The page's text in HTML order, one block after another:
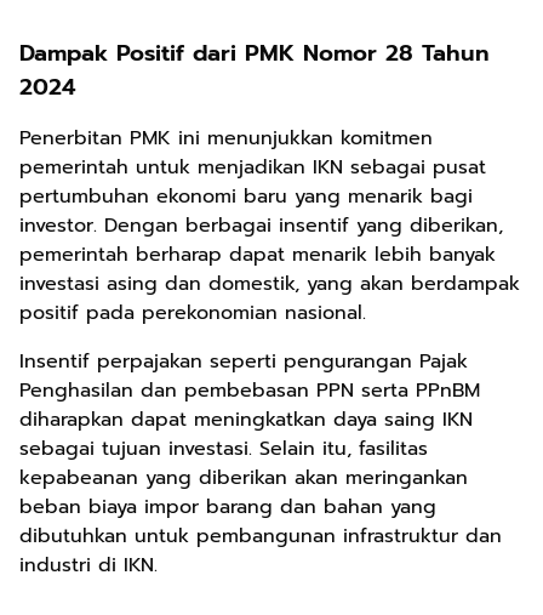
Dampak Positif dari PMK Nomor 28 Tahun
2024
Penerbitan PMK ini menunjukkan komitmen
pemerintah untuk menjadikan IKN sebagai pusat
pertumbuhan ekonomi baru yang menarik bagi
investor. Dengan berbagai insentif yang diberikan,
pemerintah berharap dapat menarik lebih banyak
investasi asing dan domestik, yang akan berdampak
positif pada perekonomian nasional.
Insentif perpajakan seperti pengurangan Pajak
Penghasilan dan pembebasan PPN serta PPnBM
diharapkan dapat meningkatkan daya saing IKN
sebagai tujuan investasi. Selain itu, fasilitas
kepabeanan yang diberikan akan meringankan
beban biaya impor barang dan bahan yang
dibutuhkan untuk pembangunan infrastruktur dan
industri di IKN.